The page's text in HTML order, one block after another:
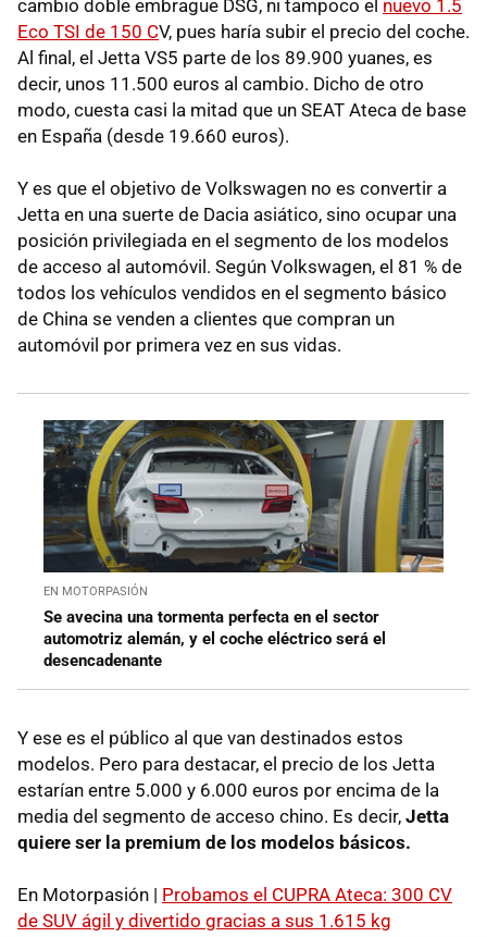
cambio doble embrague DSG, ni tampoco el nuevo 1.5
Eco TSI de 150 CV, pues haría subir el precio del coche.
Al final, el Jetta VS5 parte de los 89.900 yuanes, es
decir, unos 11.500 euros al cambio. Dicho de otro
modo, cuesta casi la mitad que un SEAT Ateca de base
en España (desde 19.660 euros).
Y es que el objetivo de Volkswagen no es convertir a
Jetta en una suerte de Dacia asiático, sino ocupar una
posición privilegiada en el segmento de los modelos
de acceso al automóvil. Según Volkswagen, el 81 % de
todos los vehículos vendidos en el segmento básico
de China se venden a clientes que compran un
automóvil por primera vez en sus vidas.
EN MOTORPASIÓN
Se avecina una tormenta perfecta en el sector
automotriz alemán, y el coche eléctrico será el
desencadenante
Y ese es el público al que van destinados estos
modelos. Pero para destacar, el precio de los Jetta
estarían entre 5.000 y 6.000 euros por encima de la
media del segmento de acceso chino. Es decir, Jetta
quiere ser la premium de los modelos básicos.
En Motorpasión | Probamos el CUPRA Ateca: 300 CV
de SUV ágil y divertido gracias a sus 1.615 kg